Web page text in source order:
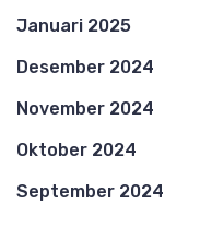
Januari 2025
Desember 2024
November 2024
Oktober 2024
September 2024